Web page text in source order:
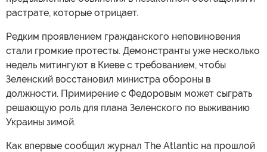
растрате, которые отрицает.
Редким проявлением гражданского неповиновения
стали громкие протесты. Демонстранты уже несколько
недель митингуют в Киеве с требованием, чтобы
Зеленский восстановил министра обороны в
должности. Примирение с Федоровым может сыграть
решающую роль для плана Зеленского по выживанию
Украины зимой.
Как впервые сообщил журнал The Atlantic на прошлой